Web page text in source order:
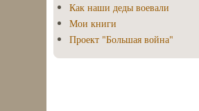
Как наши деды воевали
Мои книги
Проект "Большая война"